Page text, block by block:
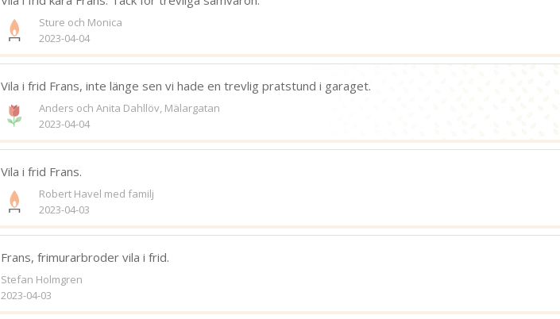
Sture och Monica
2023-04-04
Vila i frid Frans, inte länge sen vi hade en trevlig pratstund i garaget.
Anders och Anita Dahllöv, Mälargatan
2023-04-04
Vila i frid Frans.
Robert Havel med familj
2023-04-03
Frans, frimurarbroder vila i frid.
Stefan Holmgren
2023-04-03